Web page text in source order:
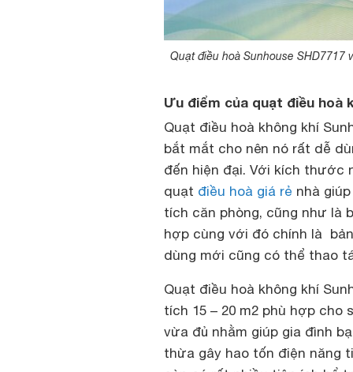
Quạt điều hoà Sunhouse
Ưu điểm của quạt điều hoà
Quạt điều hoà không khí
bắt mắt cho nên nó rất dễ
đến hiện đại. Với kích thước
quạt điều hoà giá rẻ nhà
tích căn phòng, cũng như là
hợp cùng với đó chính là
dùng mới cũng có thể thao
Quạt điều hoà không khí
tích 15 – 20 m2 phù hợp cho
vừa đủ nhằm giúp gia đình
thừa gây hao tốn điện năng